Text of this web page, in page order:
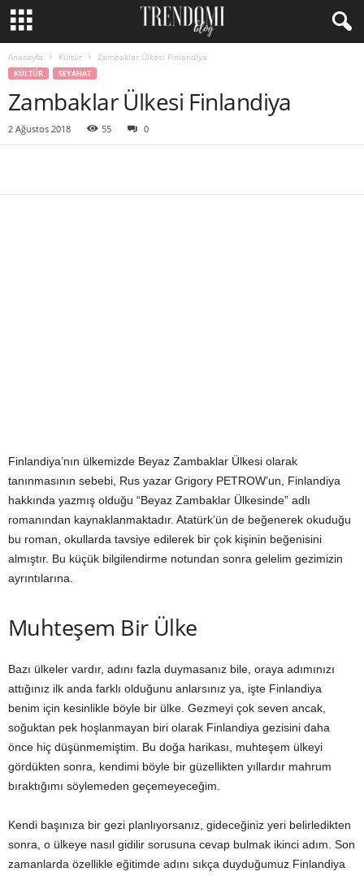
Anasayfa Kültür Zambaklar Ülkesi Finlandiya
KÜLTÜR SEYAHAT
Zambaklar Ülkesi Finlandiya
2 Ağustos 2018 55 0
Finlandiya’nın ülkemizde Beyaz Zambaklar Ülkesi olarak
tanınmasının sebebi, Rus yazar Grigory PETROW’un, Finlandiya
hakkında yazmış olduğu “Beyaz Zambaklar Ülkesinde” adlı
romanından kaynaklanmaktadır. Atatürk’ün de beğenerek okuduğu
bu roman, okullarda tavsiye edilerek bir çok kişinin beğenisini
almıştır. Bu küçük bilgilendirme notundan sonra gelelim gezimizin
ayrıntılarına.
Muhteşem Bir Ülke
Bazı ülkeler vardır, adını fazla duymasanız bile, oraya adımınızı
attığınız ilk anda farklı olduğunu anlarsınız ya, işte Finlandiya
benim için kesinlikle böyle bir ülke. Gezmeyi çok seven ancak,
soğuktan pek hoşlanmayan biri olarak Finlandiya gezisini daha
önce hiç düşünmemiştim. Bu doğa harikası, muhteşem ülkeyi
gördükten sonra, kendimi böyle bir güzellikten yıllardır mahrum
bıraktığımı söylemeden geçemeyeceğim.
Kendi başınıza bir gezi planlıyorsanız, gideceğiniz yeri belirledikten
sonra, o ülkeye nasıl gidilir sorusuna cevap bulmak ikinci adım. Son
zamanlarda özellikle eğitimde adını sıkça duyduğumuz Finlandiya